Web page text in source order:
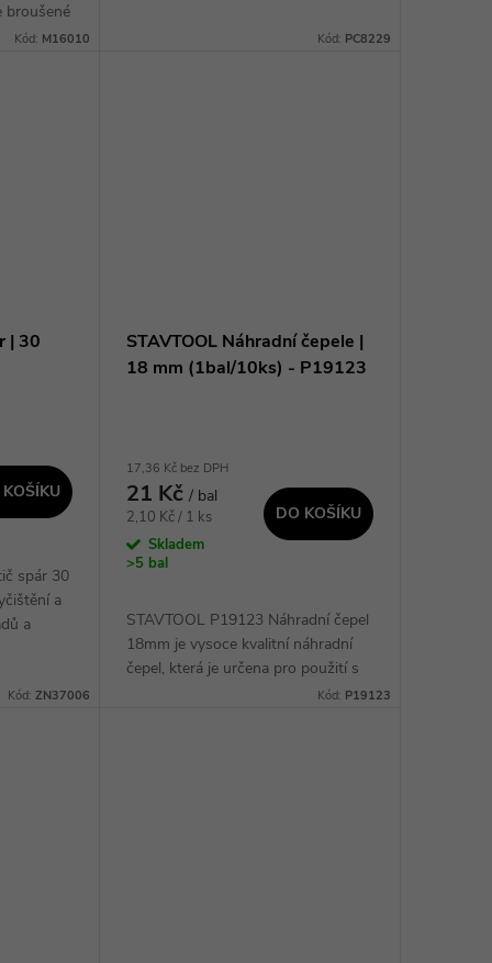
broušené
Kód: M16010 Kód: PC8229
| 30
spár 30
a
a
Kód: ZN37006
STAVTOOL Náhradní čepele |
18 mm (1bal/10ks) - P19123
17,36 Kč bez DPH
21 Kč / bal
Měrná
cena:
2,10 Kč / 1 ks
Skladem
>5 bal
DO KOŠÍKU
STAVTOOL P19123 Náhradní čepel
18mm je vysoce kvalitní náhradní
čepel, která je určena pro použití s
různými nástroji. Je vyrobena z
Kód: P19123